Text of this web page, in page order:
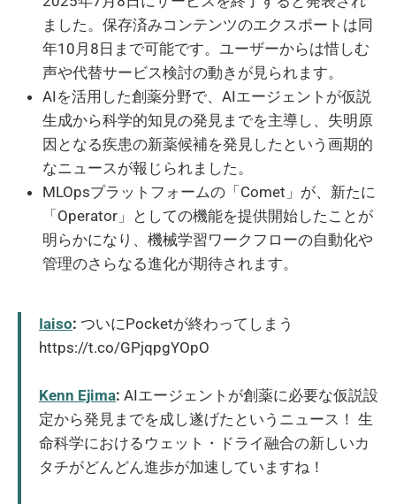
ました。保存済みコンテンツのエクスポートは同
年10月8日まで可能です。ユーザーからは惜しむ
声や代替サービス検討の動きが見られます。
AIを活用した創薬分野で、AIエージェントが仮説
生成から科学的知見の発見までを主導し、失明原
因となる疾患の新薬候補を発見したという画期的
なニュースが報じられました。
MLOpsプラットフォームの「Comet」が、新たに
「Operator」としての機能を提供開始したことが
明らかになり、機械学習ワークフローの自動化や
管理のさらなる進化が期待されます。
Iaiso: ついにPocketが終わってしまう
https://t.co/GPjqpgYOpO
Kenn Ejima: AIエージェントが創薬に必要な仮説設
定から発見までを成し遂げたというニュース！ 生
命科学におけるウェット・ドライ融合の新しいカ
タチがどんどん進歩が加速していますね！